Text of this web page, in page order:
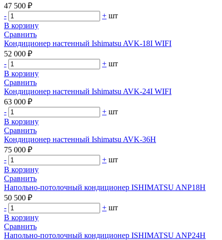
47 500 ₽
-
+ шт
В корзину
Сравнить
Кондиционер настенный Ishimatsu AVK-18I WIFI
52 000 ₽
-
+ шт
В корзину
Сравнить
Кондиционер настенный Ishimatsu AVK-24I WIFI
63 000 ₽
-
+ шт
В корзину
Сравнить
Кондиционер настенный Ishimatsu AVK-36H
75 000 ₽
-
+ шт
В корзину
Сравнить
Напольно-потолочный кондиционер ISHIMATSU ANP18H
50 500 ₽
-
+ шт
В корзину
Сравнить
Напольно-потолочный кондиционер ISHIMATSU ANP24H